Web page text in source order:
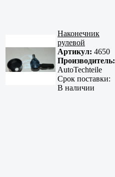
Наконечник
рулевой
Артикул: 4650
Производитель:
AutoTechteile
Срок поставки:
В наличии